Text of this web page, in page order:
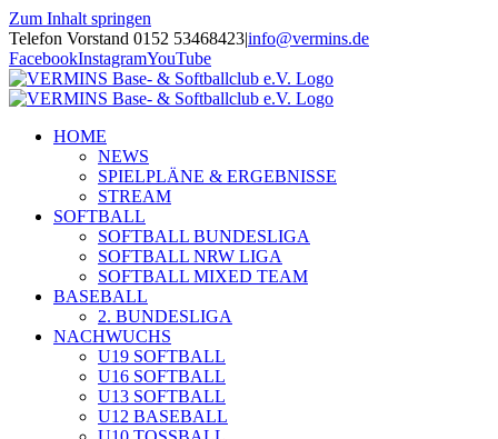
Zum Inhalt springen
Telefon Vorstand 0152 53468423|info@vermins.de
FacebookInstagramYouTube
HOME
NEWS
SPIELPLÄNE & ERGEBNISSE
STREAM
SOFTBALL
SOFTBALL BUNDESLIGA
SOFTBALL NRW LIGA
SOFTBALL MIXED TEAM
BASEBALL
2. BUNDESLIGA
NACHWUCHS
U19 SOFTBALL
U16 SOFTBALL
U13 SOFTBALL
U12 BASEBALL